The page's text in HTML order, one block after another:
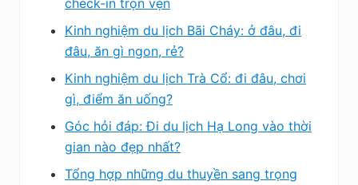
Kinh nghiệm du lịch Bãi Cháy: ở đâu, đi
đâu, ăn gì ngon, rẻ?
Kinh nghiệm du lịch Trà Cổ: đi đâu, chơi
gì, điểm ăn uống?
Góc hỏi đáp: Đi du lịch Hạ Long vào thời
gian nào đẹp nhất?
Tổng hợp những du thuyền sang trọng